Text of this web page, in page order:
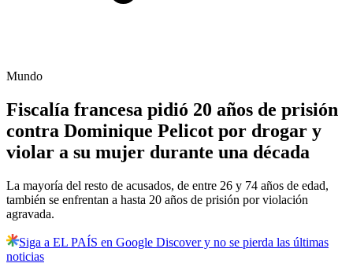
Mundo
Fiscalía francesa pidió 20 años de prisión
contra Dominique Pelicot por drogar y
violar a su mujer durante una década
La mayoría del resto de acusados, de entre 26 y 74 años de edad,
también se enfrentan a hasta 20 años de prisión por violación
agravada.
Siga a EL PAÍS en Google Discover y no se pierda las últimas
noticias